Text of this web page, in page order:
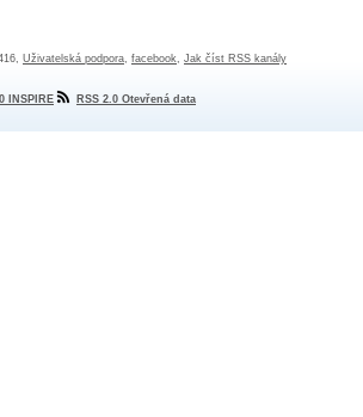
Uživatelská podpora, facebook, Jak číst RSS kanály
INSPIRE RSS 2.0 Otevřená data